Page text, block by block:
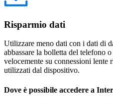
Risparmio dati
Utilizzare meno dati con i dati di
abbassare la bolletta del telefono
velocemente su connessioni lente
utilizzati dal dispositivo.
Dove è possibile accedere a